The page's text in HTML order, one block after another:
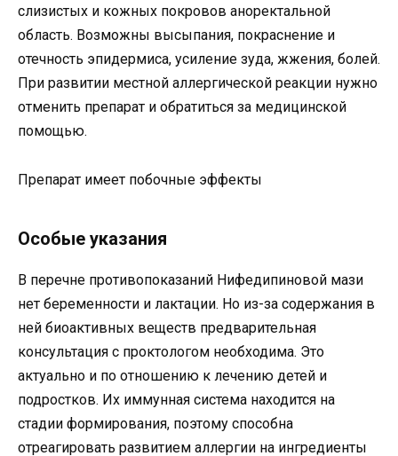
слизистых и кожных покровов аноректальной
область. Возможны высыпания, покраснение и
отечность эпидермиса, усиление зуда, жжения, болей.
При развитии местной аллергической реакции нужно
отменить препарат и обратиться за медицинской
помощью.
Препарат имеет побочные эффекты
Особые указания
В перечне противопоказаний Нифедипиновой мази
нет беременности и лактации. Но из-за содержания в
ней биоактивных веществ предварительная
консультация с проктологом необходима. Это
актуально и по отношению к лечению детей и
подростков. Их иммунная система находится на
стадии формирования, поэтому способна
отреагировать развитием аллергии на ингредиенты